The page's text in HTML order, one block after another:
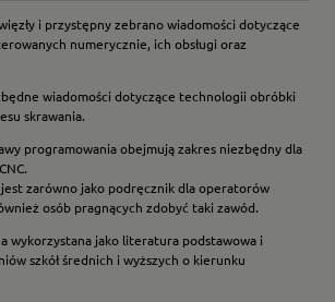
i przystępny zebrano wiadomości dotyczące
numerycznie, ich obsługi oraz
wiadomości dotyczące technologii obróbki
skrawania.
programowania obejmują zakres niezbędny dla
zarówno jako podręcznik dla operatorów
osób pragnących zdobyć taki zawód.
wykorzystana jako literatura podstawowa i
szkół średnich i wyższych o kierunku